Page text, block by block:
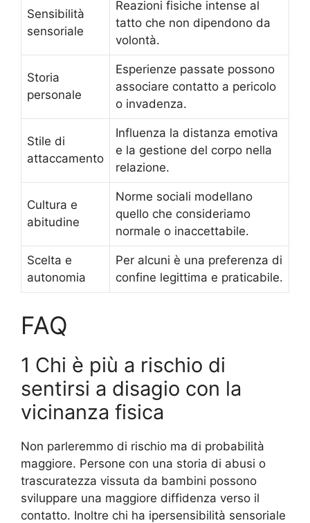
Sensibilità
sensoriale
Reazioni fisiche intense al
tatto che non dipendono da
volontà.
Storia
personale
Esperienze passate possono
associare contatto a pericolo
o invadenza.
Stile di
attaccamento
Influenza la distanza emotiva
e la gestione del corpo nella
relazione.
Cultura e
abitudine
Norme sociali modellano
quello che consideriamo
normale o inaccettabile.
Scelta e
autonomia
Per alcuni è una preferenza di
confine legittima e praticabile.
FAQ
1 Chi è più a rischio di
sentirsi a disagio con la
vicinanza fisica
Non parleremmo di rischio ma di probabilità
maggiore. Persone con una storia di abusi o
trascuratezza vissuta da bambini possono
sviluppare una maggiore diffidenza verso il
contatto. Inoltre chi ha ipersensibilità sensoriale